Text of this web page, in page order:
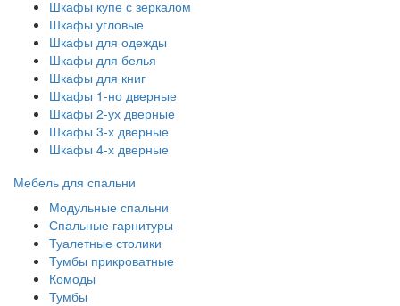
Шкафы купе с зеркалом
Шкафы угловые
Шкафы для одежды
Шкафы для белья
Шкафы для книг
Шкафы 1-но дверные
Шкафы 2-ух дверные
Шкафы 3-х дверные
Шкафы 4-х дверные
Мебель для спальни
Модульные спальни
Спальные гарнитуры
Туалетные столики
Тумбы прикроватные
Комоды
Тумбы